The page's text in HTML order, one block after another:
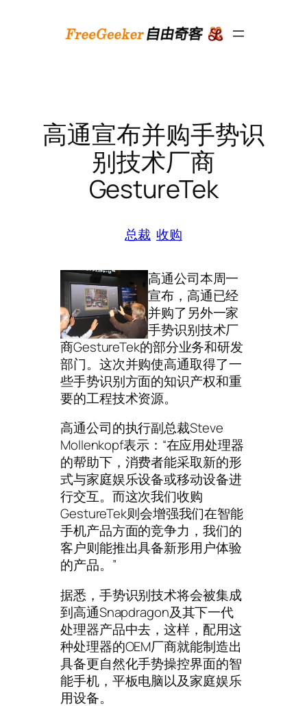
高通宣布并购手势识
别技术厂商
GestureTek
总裁 收购
高通公司本周一
宣布，高通已经
并购了另外一家
手势识别技术厂
商GestureTek的部分业务和研发
部门。这次并购使高通取得了一
些手势识别方面的知识产权和重
要的工程技术资源。
高通公司的执行副总裁Steve
Mollenkopf表示：“在应用处理器
的帮助下，消费者能采取新的形
式与家庭娱乐设备或移动设备进
行交互。而这次我们收购
GestureTek则会增强我们在智能
手机产品方面的竞争力，我们的
客户则能推出具备新形用户体验
的产品。”
据悉，手势识别技术将会被集成
到高通Snapdragon及其下一代
处理器产品中去，这样，配用这
种处理器的OEM厂商就能制造出
具备更自然化手势操控界面的智
能手机，平板电脑以及家庭娱乐
用设备。